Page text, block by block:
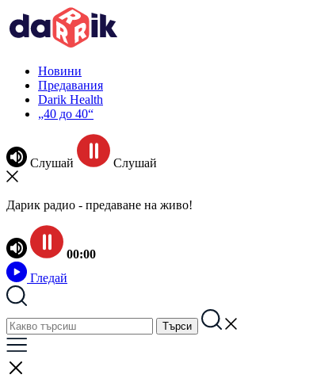
Новини
Предавания
Darik Health
„40 до 40“
Слушай Слушай
Дарик радио - предаване на живо!
00:00
Гледай